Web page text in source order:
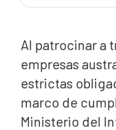
El papel
Estrategias
Al patrocinar a
empresas
estrictas
marco de
Ministerio del